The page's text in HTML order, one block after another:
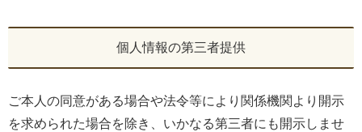
個人情報の第三者提供
ご本人の同意がある場合や法令等により関係機関より開示
を求められた場合を除き、いかなる第三者にも開示しませ